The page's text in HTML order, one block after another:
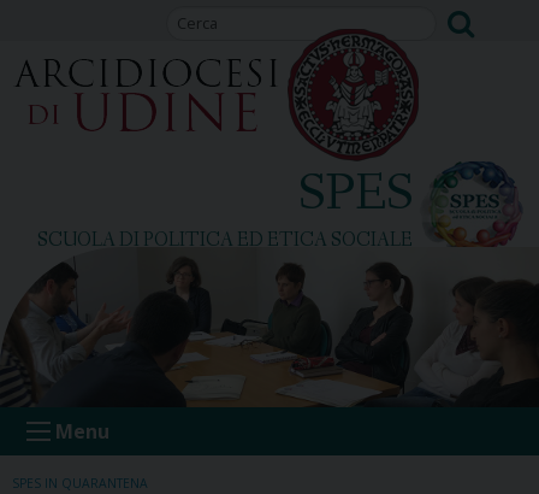
content
SPES
SCUOLA DI POLITICA ED ETICA SOCIALE
Menu
SPES IN QUARANTENA